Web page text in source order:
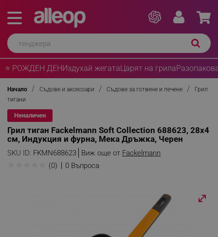
⭐ РОЖДЕН ДЕНИздухай жегатаЦарят на грила
Начало Съдове и аксесоари Съдове за готвене и печене
Грил
тигани
Неналичен
Грил тиган Fackelmann Soft Collection 688623, 28х4
см, Индукция и фурна, Мека Дръжка, Черен
SKU ID: FKMN688623 Виж още от Fackelmann
(0) 0 Въпроса